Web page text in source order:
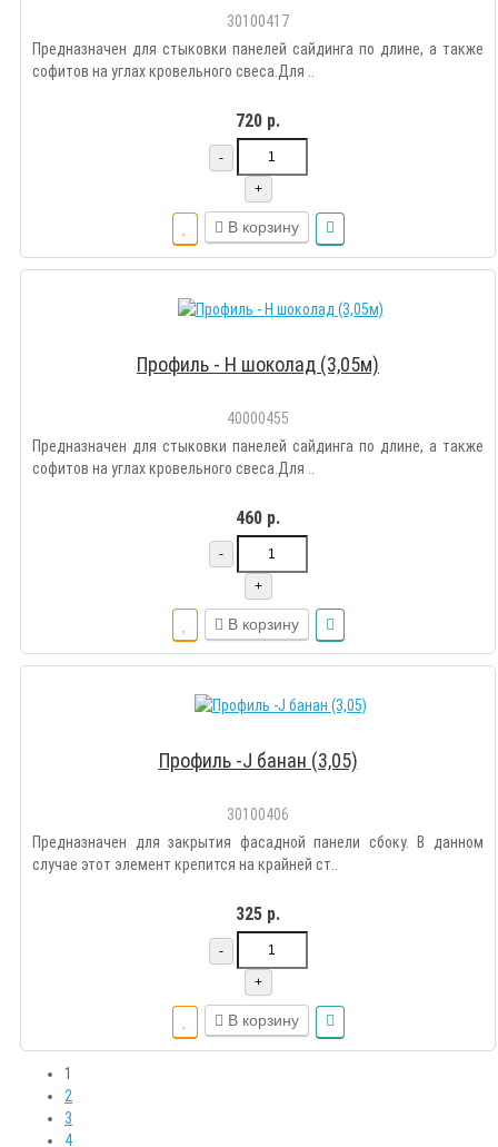
30100417
Предназначен для стыковки панелей сайдинга по длине, а также
софитов на углах кровельного свеса.Для ..
720 р.
-
+
В корзину
Профиль - Н шоколад (3,05м)
40000455
Предназначен для стыковки панелей сайдинга по длине, а также
софитов на углах кровельного свеса.Для ..
460 р.
-
+
В корзину
Профиль -J банан (3,05)
30100406
Предназначен для закрытия фасадной панели сбоку. В данном
случае этот элемент крепится на крайней ст..
325 р.
-
+
В корзину
1
2
3
4